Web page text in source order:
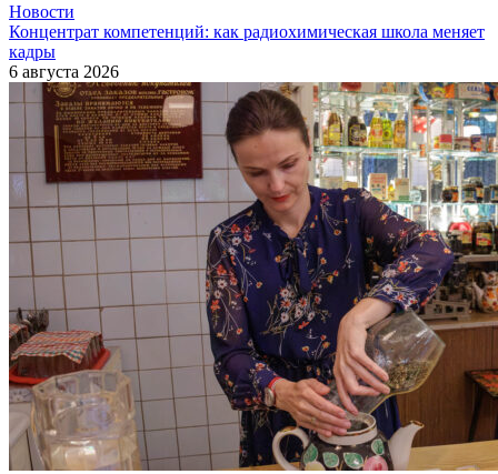
Новости
Концентрат компетенций: как радиохимическая школа меняет
кадры
6 августа 2026